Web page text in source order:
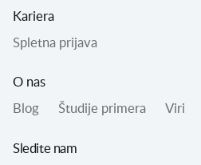
Kariera
Spletna prijava
O nas
Blog Študije primera Viri
Sledite nam